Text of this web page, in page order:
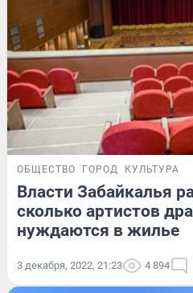
ОБЩЕСТВО ГОРОД КУЛЬТУРА
Власти Забайкалья
сколько артистов
нуждаются в жилье
3 декабря, 2022, 21:23 4 894